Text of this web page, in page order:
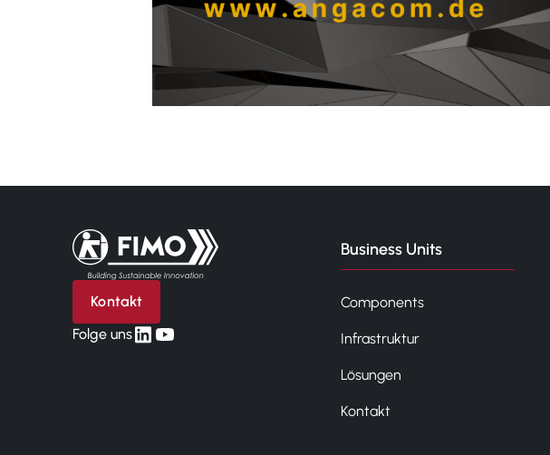
Zurück zur Startseite
Kontakt
Folge unslinkedin
yt
Business Units
Components
Infrastruktur
Lösungen
Kontakt